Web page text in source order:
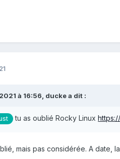
à 16:56, duckea dit :
tu as oublié Rocky Linux
mais pas considérée. A date,